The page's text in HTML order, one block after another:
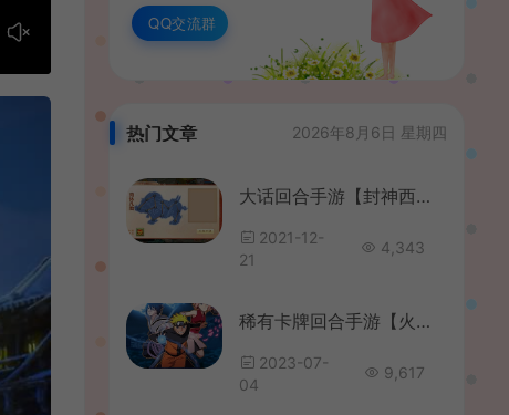
QQ交流群
热门文章 2026年8月6日 星期四
大话回合手游【封神西游】最新整理WIN系服务端+安卓+运营后台+详细搭建教程
2021-12-
21
4,343
稀有卡牌回合手游【火影之忍者大师】最新整理Win系一键服务端+安卓苹果双端+GM后台+详细搭建教程
2023-07-
04
9,617